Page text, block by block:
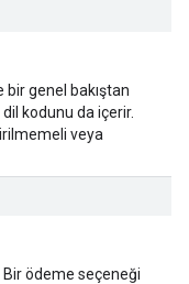
genel bakıştan
kodunu da içerir.
veya
ödeme seçeneği